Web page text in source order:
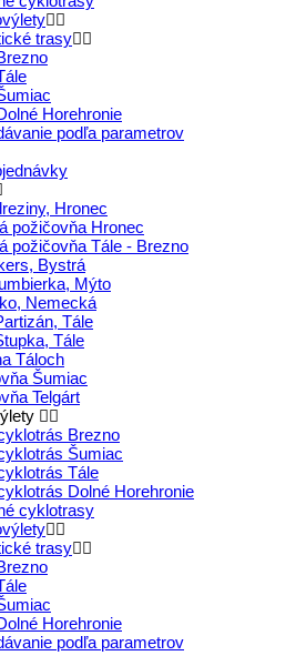
trasy
Horehronie
podľa parametrov
Hronec
požičovňa Hronec
požičovňa Tále - Brezno
Bystrá
Mýto
Nemecká
Tále
Tále
Táloch
Šumiac
Telgárt
Brezno
Šumiac
Tále
Dolné Horehronie
cyklotrasy
trasy
Horehronie
podľa parametrov